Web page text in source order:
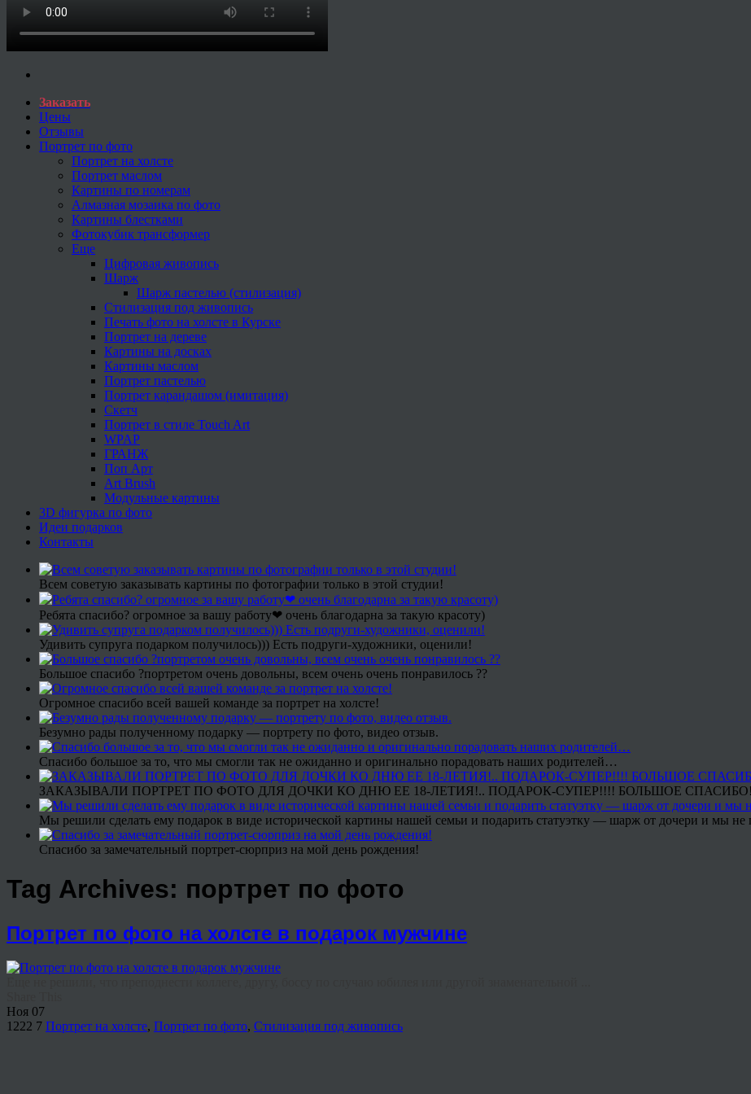
Заказать
Цены
Отзывы
Портрет по фото
Портрет на холсте
Портрет маслом
Картины по номерам
Алмазная мозаика по фото
Картины блестками
Фотокубик трансформер
Еще
Цифровая живопись
Шарж
Шарж пастелью (стилизация)
Стилизация под живопись
Печать фото на холсте в Курске
Портрет на дереве
Картины на досках
Картины маслом
Портрет пастелью
Портрет карандашом (имитация)
Скетч
Портрет в стиле Touch Art
WPAP
ГРАНЖ
Поп Арт
Art Brush
Модульные картины
3D фигурка по фото
Идеи подарков
Контакты
Всем советую заказывать картины по фотографии только в этой студии!
Ребята спасибо? огромное за вашу работу❤ очень благодарна за такую красоту)
Удивить супруга подарком получилось))) Есть подруги-художники, оценили!
Большое спасибо ?портретом очень довольны, всем очень очень понравилось ??
Огромное спасибо всей вашей команде за портрет на холсте!
Безумно рады полученному подарку — портрету по фото, видео отзыв.
Спасибо большое за то, что мы смогли так не ожиданно и оригинально порадовать наших родителей…
ЗАКАЗЫВАЛИ ПОРТРЕТ ПО ФОТО ДЛЯ ДОЧКИ КО ДНЮ ЕЕ 18-ЛЕТИЯ!.. ПОДАРОК-СУПЕР!!!! БОЛЬШОЕ СПАСИБО!
Мы решили сделать ему подарок в виде исторической картины нашей семьи и подарить статуэтку — шарж от дочери и мы не
Спасибо за замечательный портрет-сюрприз на мой день рождения!
Tag Archives: портрет по фото
Портрет по фото на холсте в подарок мужчине
Ноя 07
1222 7 Портрет на холсте, Портрет по фото, Стилизация под живопись